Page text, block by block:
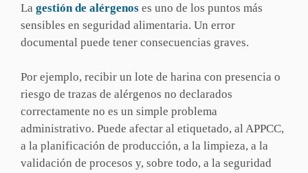
La gestión de alérgenos es uno de los puntos más
sensibles en seguridad alimentaria. Un error
documental puede tener consecuencias graves.
Por ejemplo, recibir un lote de harina con presencia o
riesgo de trazas de alérgenos no declarados
correctamente no es un simple problema
administrativo. Puede afectar al etiquetado, al APPCC,
a la planificación de producción, a la limpieza, a la
validación de procesos y, sobre todo, a la seguridad